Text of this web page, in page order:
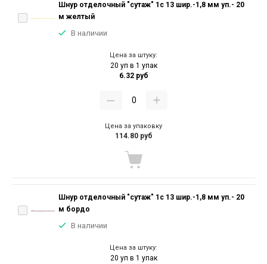
Шнур отделочный "сутаж" 1с 13 шир.-1,8 мм уп.- 20
м желтый
В наличии
Цена за штуку:
20 уп в 1 упак
6.32 руб
Цена за упаковку
114.80 руб
Шнур отделочный "сутаж" 1с 13 шир.-1,8 мм уп.- 20
м бордо
В наличии
Цена за штуку:
20 уп в 1 упак